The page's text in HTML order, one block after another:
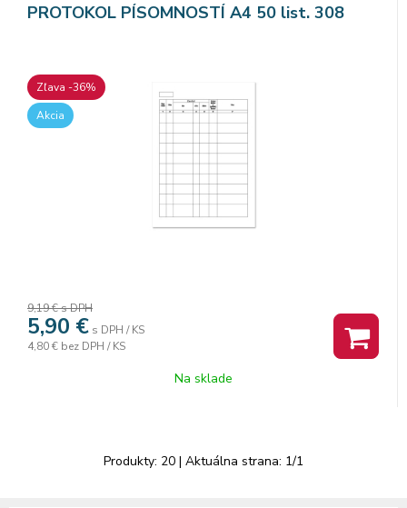
PROTOKOL PÍSOMNOSTÍ A4 50 list. 308
Zľava -36%
Akcia
9,19 €s DPH
5,90 € s DPH / KS
4,80 € bez DPH / KS
Na sklade
Produkty: 20 | Aktuálna strana: 1/1